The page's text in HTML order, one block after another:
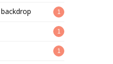
1
1
1